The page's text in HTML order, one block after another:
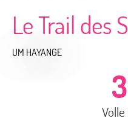
Le Trail des
UM HAYANGE
3